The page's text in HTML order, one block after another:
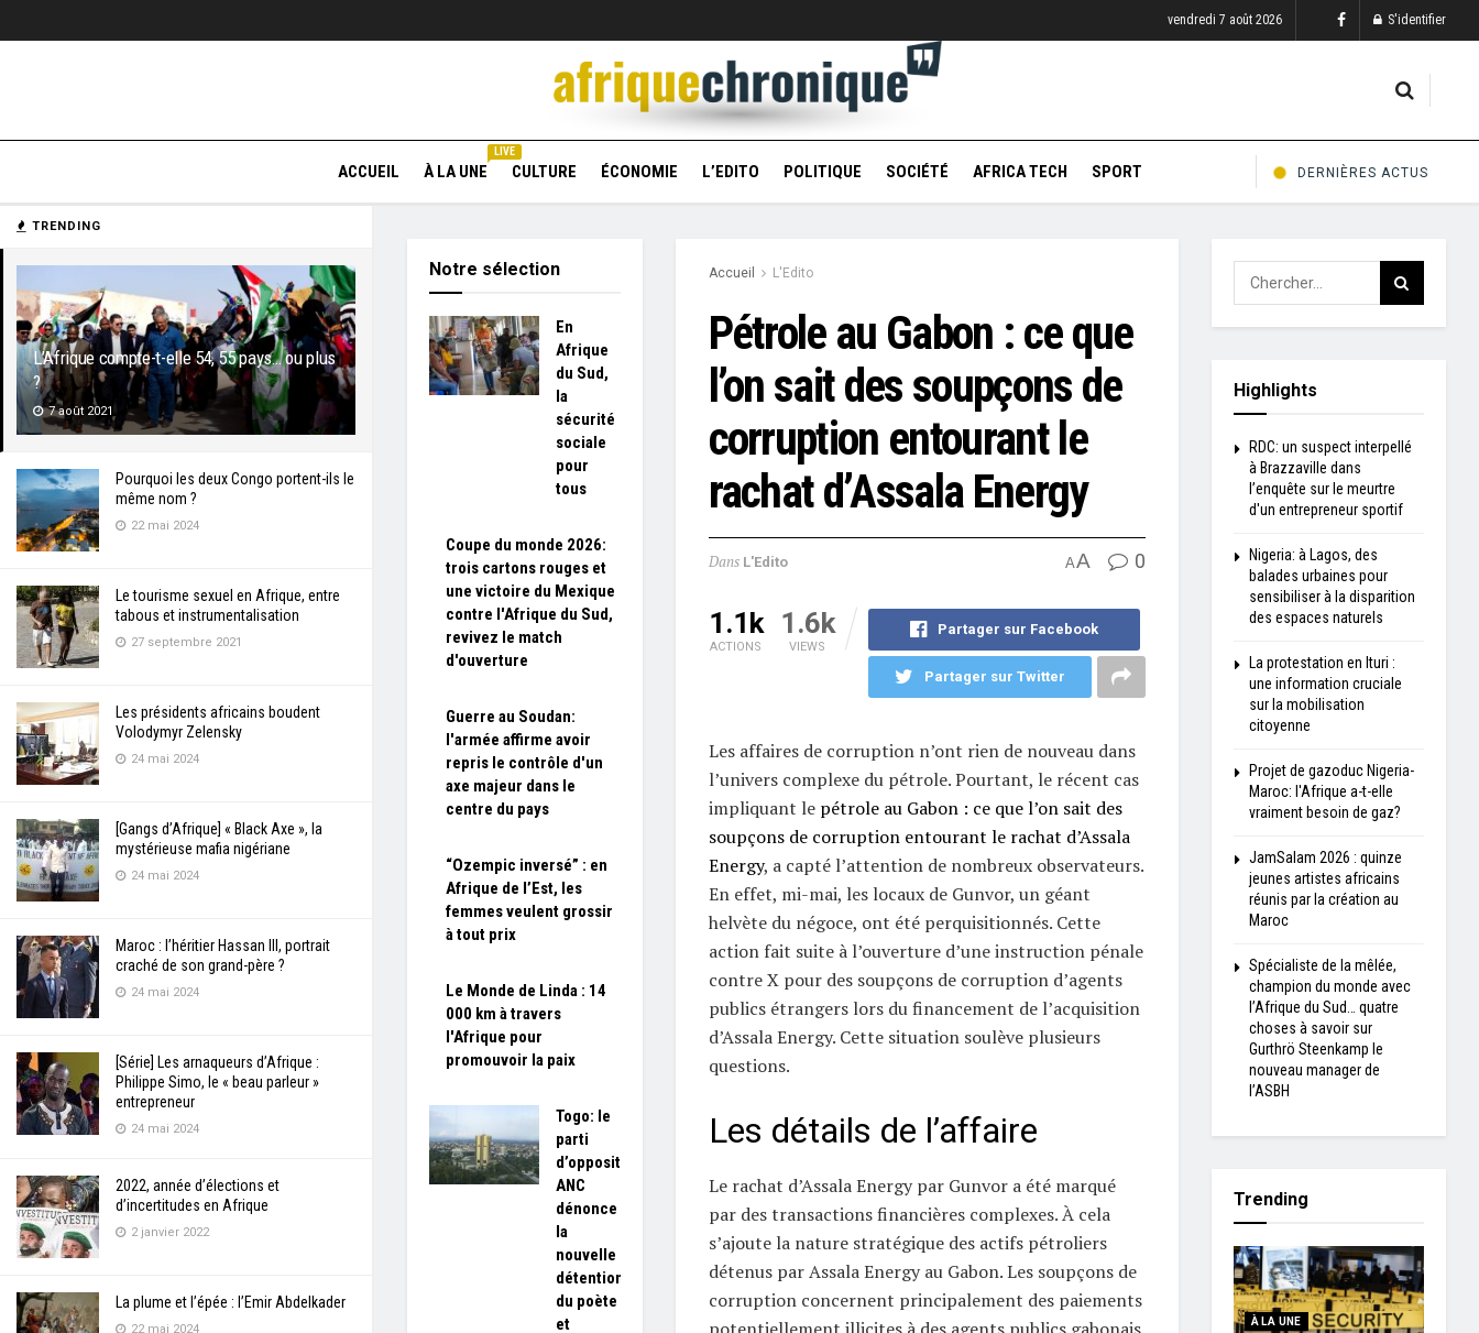
TRENDING
L’Afrique compte-t-elle 54, 55 pays… ou plus
?
7 août 2021
Pourquoi les deux Congo portent-ils le
même nom ?
22 mai 2024
Le tourisme sexuel en Afrique, entre
tabous et instrumentalisation
27 septembre 2021
Les présidents africains boudent
Volodymyr Zelensky
24 mai 2024
[Gangs d’Afrique] « Black Axe », la
mystérieuse mafia nigériane
24 mai 2024
Maroc : l’héritier Hassan III, portrait
craché de son grand-père ?
24 mai 2024
[Série] Les arnaqueurs d’Afrique :
Philippe Simo, le « beau parleur »
entrepreneur
24 mai 2024
2022, année d’élections et
d’incertitudes en Afrique
2 janvier 2022
La plume et l’épée : l’Emir Abdelkader
22 mai 2024
vendredi 7 août 2026 S'identifier
ACCUEIL À LA UNE
LIVE
CULTURE ÉCONOMIE L’EDITO POLITIQUE SOCIÉTÉ AFRICA TECH SPORT DERNIÈRES ACTUS
Accueil L'Edito
Pétrole au Gabon : ce que
l’on sait des soupçons de
corruption entourant le
rachat d’Assala Energy
Dans L'Edito AA 0
1.1k
ACTIONS
1.6k
VIEWS
Partager sur Facebook
Partager sur Twitter
Les affaires de corruption n’ont rien de nouveau dans
l’univers complexe du pétrole. Pourtant, le récent cas
impliquant le pétrole au Gabon : ce que l’on sait des
soupçons de corruption entourant le rachat d’Assala
Energy, a capté l’attention de nombreux observateurs.
En effet, mi-mai, les locaux de Gunvor, un géant
helvète du négoce, ont été perquisitionnés. Cette
action fait suite à l’ouverture d’une instruction pénale
contre X pour des soupçons de corruption d’agents
publics étrangers lors du financement de l’acquisition
d’Assala Energy. Cette situation soulève plusieurs
questions.
Les détails de l’affaire
Le rachat d’Assala Energy par Gunvor a été marqué
par des transactions financières complexes. À cela
s’ajoute la nature stratégique des actifs pétroliers
détenus par Assala Energy au Gabon. Les soupçons de
corruption concernent principalement des paiements
Notre sélection
En
Afrique
du Sud,
la
sécurité
sociale
pour
tous
Coupe du monde 2026:
trois cartons rouges et
une victoire du Mexique
contre l'Afrique du Sud,
revivez le match
d'ouverture
Guerre au Soudan:
l'armée affirme avoir
repris le contrôle d'un
axe majeur dans le
centre du pays
“Ozempic inversé” : en
Afrique de l’Est, les
femmes veulent grossir
à tout prix
Le Monde de Linda : 14
000 km à travers
l'Afrique pour
promouvoir la paix
Togo: le
parti
d’opposition
ANC
dénonce
la
nouvelle
détention
du poète
et
Highlights
RDC: un suspect interpellé
à Brazzaville dans
l’enquête sur le meurtre
d'un entrepreneur sportif
Nigeria: à Lagos, des
balades urbaines pour
sensibiliser à la disparition
des espaces naturels
La protestation en Ituri :
une information cruciale
sur la mobilisation
citoyenne
Projet de gazoduc Nigeria-
Maroc: l'Afrique a-t-elle
vraiment besoin de gaz?
JamSalam 2026 : quinze
jeunes artistes africains
réunis par la création au
Maroc
Spécialiste de la mêlée,
champion du monde avec
l’Afrique du Sud… quatre
choses à savoir sur
Gurthrö Steenkamp le
nouveau manager de
l’ASBH
Trending
À LA UNE